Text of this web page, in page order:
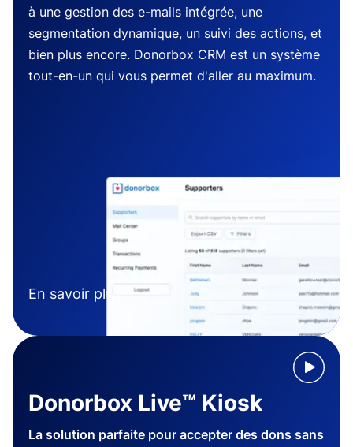
à une gestion des e-mails intégrée, une
segmentation dynamique, un suivi des actions, et
bien plus encore. Donorbox CRM est un système
tout-en-un qui vous permet d'aller au maximum.
En savoir plus
Donorbox Live™ Kiosk
La solution parfaite pour accepter des dons sans